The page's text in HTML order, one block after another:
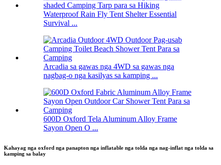
Waterproof Rain Fly Tent Shelter Essential
Survival ...
Arcadia sa gawas nga 4WD sa gawas nga
nagbag-o nga kasilyas sa kamping ...
600D Oxford Tela Aluminum Alloy Frame
Sayon Open O ...
Kahayag nga oxford nga panapton nga inflatable nga tolda nga nag-inflat nga tolda sa
kamping sa balay